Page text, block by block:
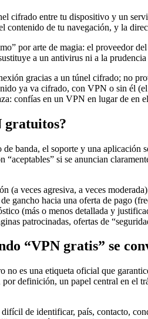
cifrado entre tu dispositivo y un
contenido de tu navegación, y la
por arte de magia: el proveedor
a un antivirus ni a la
gracias a un túnel cifrado; no
ya va cifrado, con VPN o sin él
confías en un VPN en lugar de en
gratuitos?
banda, el soporte y una
“aceptables” si se anuncian
(a veces agresiva, a veces
gancho hacia una oferta de pago
(más o menos detallada y
patrocinadas, ofertas de
“VPN gratis” se
no es una etiqueta oficial que
definición, un papel central en el
de identificar, país, contacto,